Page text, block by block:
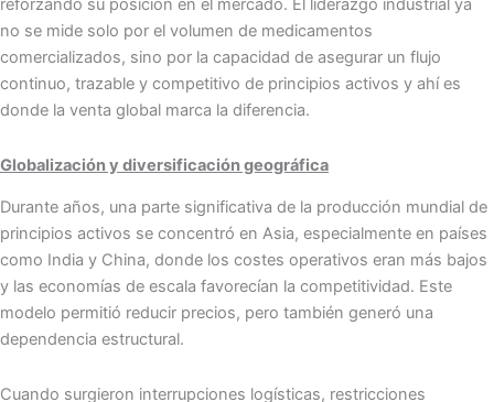
reforzando su posición en el mercado. El liderazgo industrial ya
no se mide solo por el volumen de medicamentos
comercializados, sino por la capacidad de asegurar un flujo
continuo, trazable y competitivo de principios activos y ahí es
donde la venta global marca la diferencia.
Globalización y diversificación geográfica
Durante años, una parte significativa de la producción mundial de
principios activos se concentró en Asia, especialmente en países
como India y China, donde los costes operativos eran más bajos
y las economías de escala favorecían la competitividad. Este
modelo permitió reducir precios, pero también generó una
dependencia estructural.
Cuando surgieron interrupciones logísticas, restricciones